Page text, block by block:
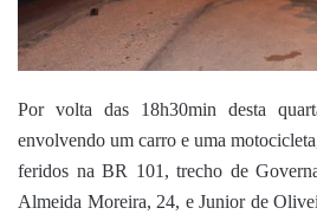
Por volta das 18h30min desta
envolvendo um carro e uma
feridos na BR 101, trecho de
Almeida Moreira, 24, e Junior de